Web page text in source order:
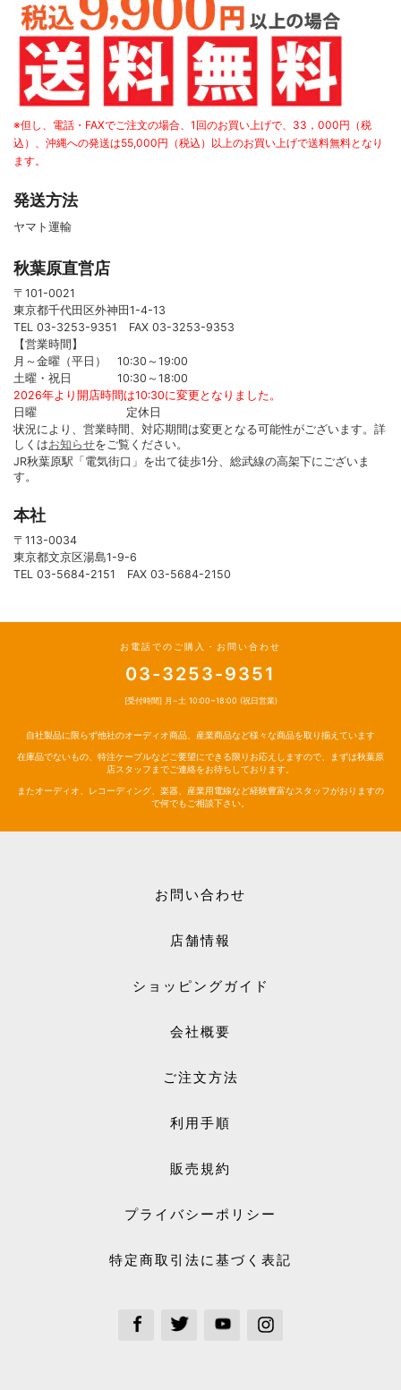
※但し、電話・FAXでご注文の場合、1回のお買い上げで、33，000円（税
込）、沖縄への発送は55,000円（税込）以上のお買い上げで送料無料となり
ます。
発送方法
ヤマト運輸
秋葉原直営店
〒101-0021
東京都千代田区外神田1-4-13
TEL 03-3253-9351 FAX 03-3253-9353
【営業時間】
月～金曜（平日） 10:30～19:00
土曜・祝日 10:30～18:00
2026年より開店時間は10:30に変更となりました。
日曜 定休日
状況により、営業時間、対応期間は変更となる可能性がございます。詳
しくはお知らせをご覧ください。
JR秋葉原駅「電気街口」を出て徒歩1分、総武線の高架下にございま
す。
本社
〒113-0034
東京都文京区湯島1-9-6
TEL 03-5684-2151 FAX 03-5684-2150
お電話でのご購入・お問い合わせ
03-3253-9351
[受付時間] 月~土 10:00~18:00 (祝日営業)
自社製品に限らず他社のオーディオ商品、産業商品など様々な商品を取り揃えています
在庫品でないもの、特注ケーブルなどご要望にできる限りお応えしますので、まずは秋葉原
店スタッフまでご連絡をお待ちしております。
またオーディオ、レコーディング、楽器、産業用電線など経験豊富なスタッフがおりますの
で何でもご相談下さい。
お問い合わせ
店舗情報
ショッピングガイド
会社概要
ご注文方法
利用手順
販売規約
プライバシーポリシー
特定商取引法に基づく表記
See our FacebookSee our TwitterSee our Youtube channel
See our Instagram Plus